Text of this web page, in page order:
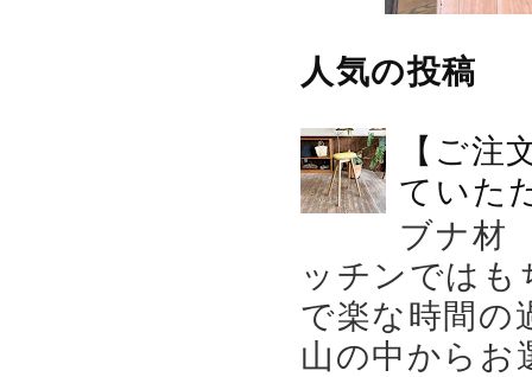
人気の投稿
【ご
ていた
ブナ材
ッチンでは
で楽な時間の
山の中から